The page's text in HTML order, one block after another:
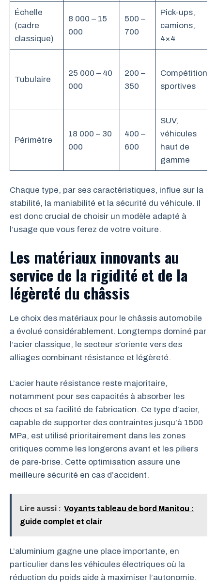
Échelle
(cadre
classique)
8 000 – 15
000
500 –
700
Pick-ups,
camions,
4×4
Tubulaire
25 000 – 40
000
200 –
350
Compétition,
sportives
Périmètre
18 000 – 30
000
400 –
600
SUV,
véhicules
haut de
gamme
Chaque type, par ses caractéristiques, influe sur la
stabilité, la maniabilité et la sécurité du véhicule. Il
est donc crucial de choisir un modèle adapté à
l’usage que vous ferez de votre voiture.
Les matériaux innovants au
service de la rigidité et de la
légèreté du châssis
Le choix des matériaux pour le châssis automobile
a évolué considérablement. Longtemps dominé par
l’acier classique, le secteur s’oriente vers des
alliages combinant résistance et légèreté.
L’acier haute résistance reste majoritaire,
notamment pour ses capacités à absorber les
chocs et sa facilité de fabrication. Ce type d’acier,
capable de supporter des contraintes jusqu’à 1500
MPa, est utilisé prioritairement dans les zones
critiques comme les longerons avant et les piliers
de pare-brise. Cette optimisation assure une
meilleure sécurité en cas d’accident.
Lire aussi : Voyants tableau de bord Manitou :
guide complet et clair
L’aluminium gagne une place importante, en
particulier dans les véhicules électriques où la
réduction du poids aide à maximiser l’autonomie.